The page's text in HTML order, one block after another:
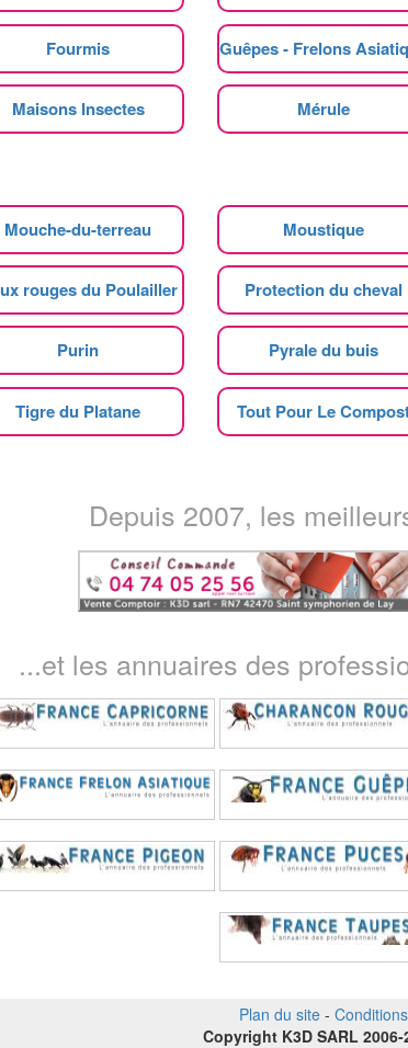
Fourmis Guêpes - Frelons
Maisons Insectes Mérule
Mouche-du-terreau Moustique
rouges du Poulailler Protection du cheval
Purin Pyrale du buis
Tigre du Platane Tout Pour Le
Depuis 2007, les
...et les annuaires des
Plan du site -
Copyright K3D SARL 2006-